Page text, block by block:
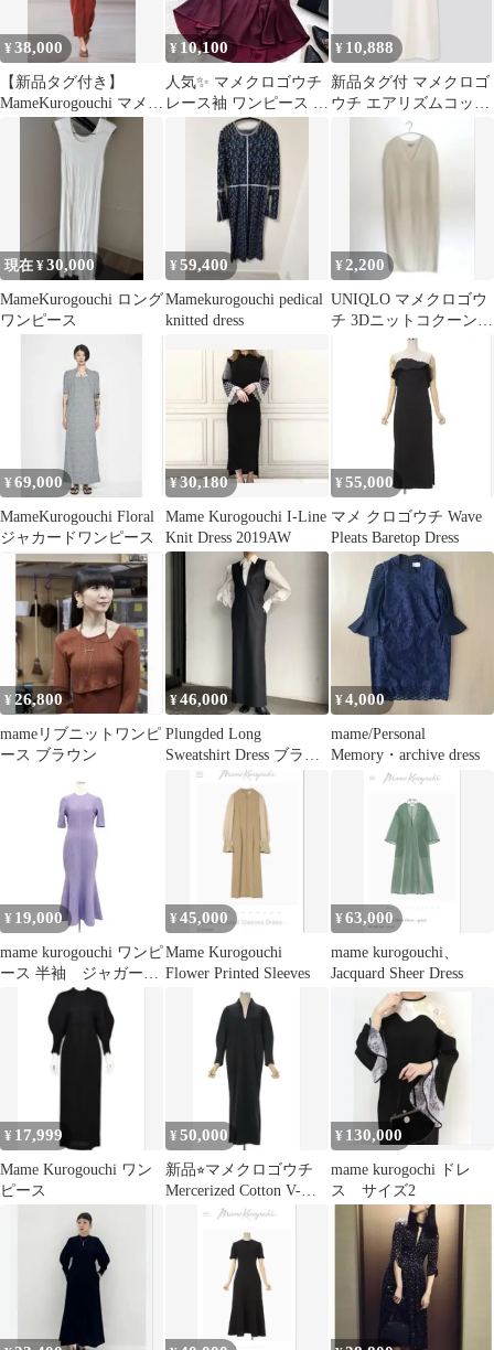
¥38,000
【新品タグ付き】
MameKurogouchi マメ
ワンピース ドレス
¥ 10,100
人気✨ マメクロゴウチ
レース袖 ワンピース フ
レア ボルドー ドレス
¥ 10,888
新品タグ付 マメクロゴ
ウチ エアリズムコット
ンブラワンピース Ｌ
現在 ¥30,000
MameKurogouchi ロング
ワンピース
¥59,400
Mamekurogouchi pedical
knitted dress
¥ 2,200
UNIQLO マメクロゴウ
チ 3Dニットコクーンワ
¥ 69,000
MameKurogouchi Floral
ジャカードワンピース
¥ 30,180
Mame Kurogouchi I-Line
Knit Dress 2019AW
¥ 55,000
マメ クロゴウチ Wave
Pleats Baretop Dress
¥ 26,800
mameリブニットワンピ
ース ブラウン
¥46,000
Plungded Long
Sweatshirt Dress ブラッ
¥4,000
mame/Personal
Memory・archive dress
¥ 19,000
mame kurogouchi ワンピ
ース 半袖 ジャガード
¥45,000
Mame Kurogouchi
Flower Printed Sleeves
¥63,000
mame kurogouchi、
Jacquard Sheer Dress
¥ 17,999
Mame Kurogouchi ワン
ピース
¥50,000
新品⭐︎マメクロゴウチ
Mercerized Cotton V-
neckdress
¥ 130,000
mame kurogochi ドレ
ス サイズ2